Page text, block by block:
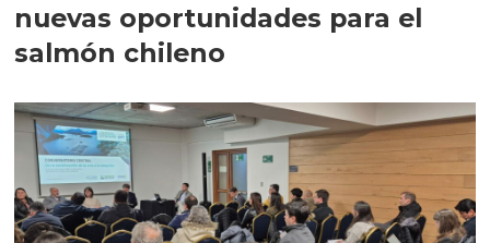
nuevas oportunidades para el
salmón chileno